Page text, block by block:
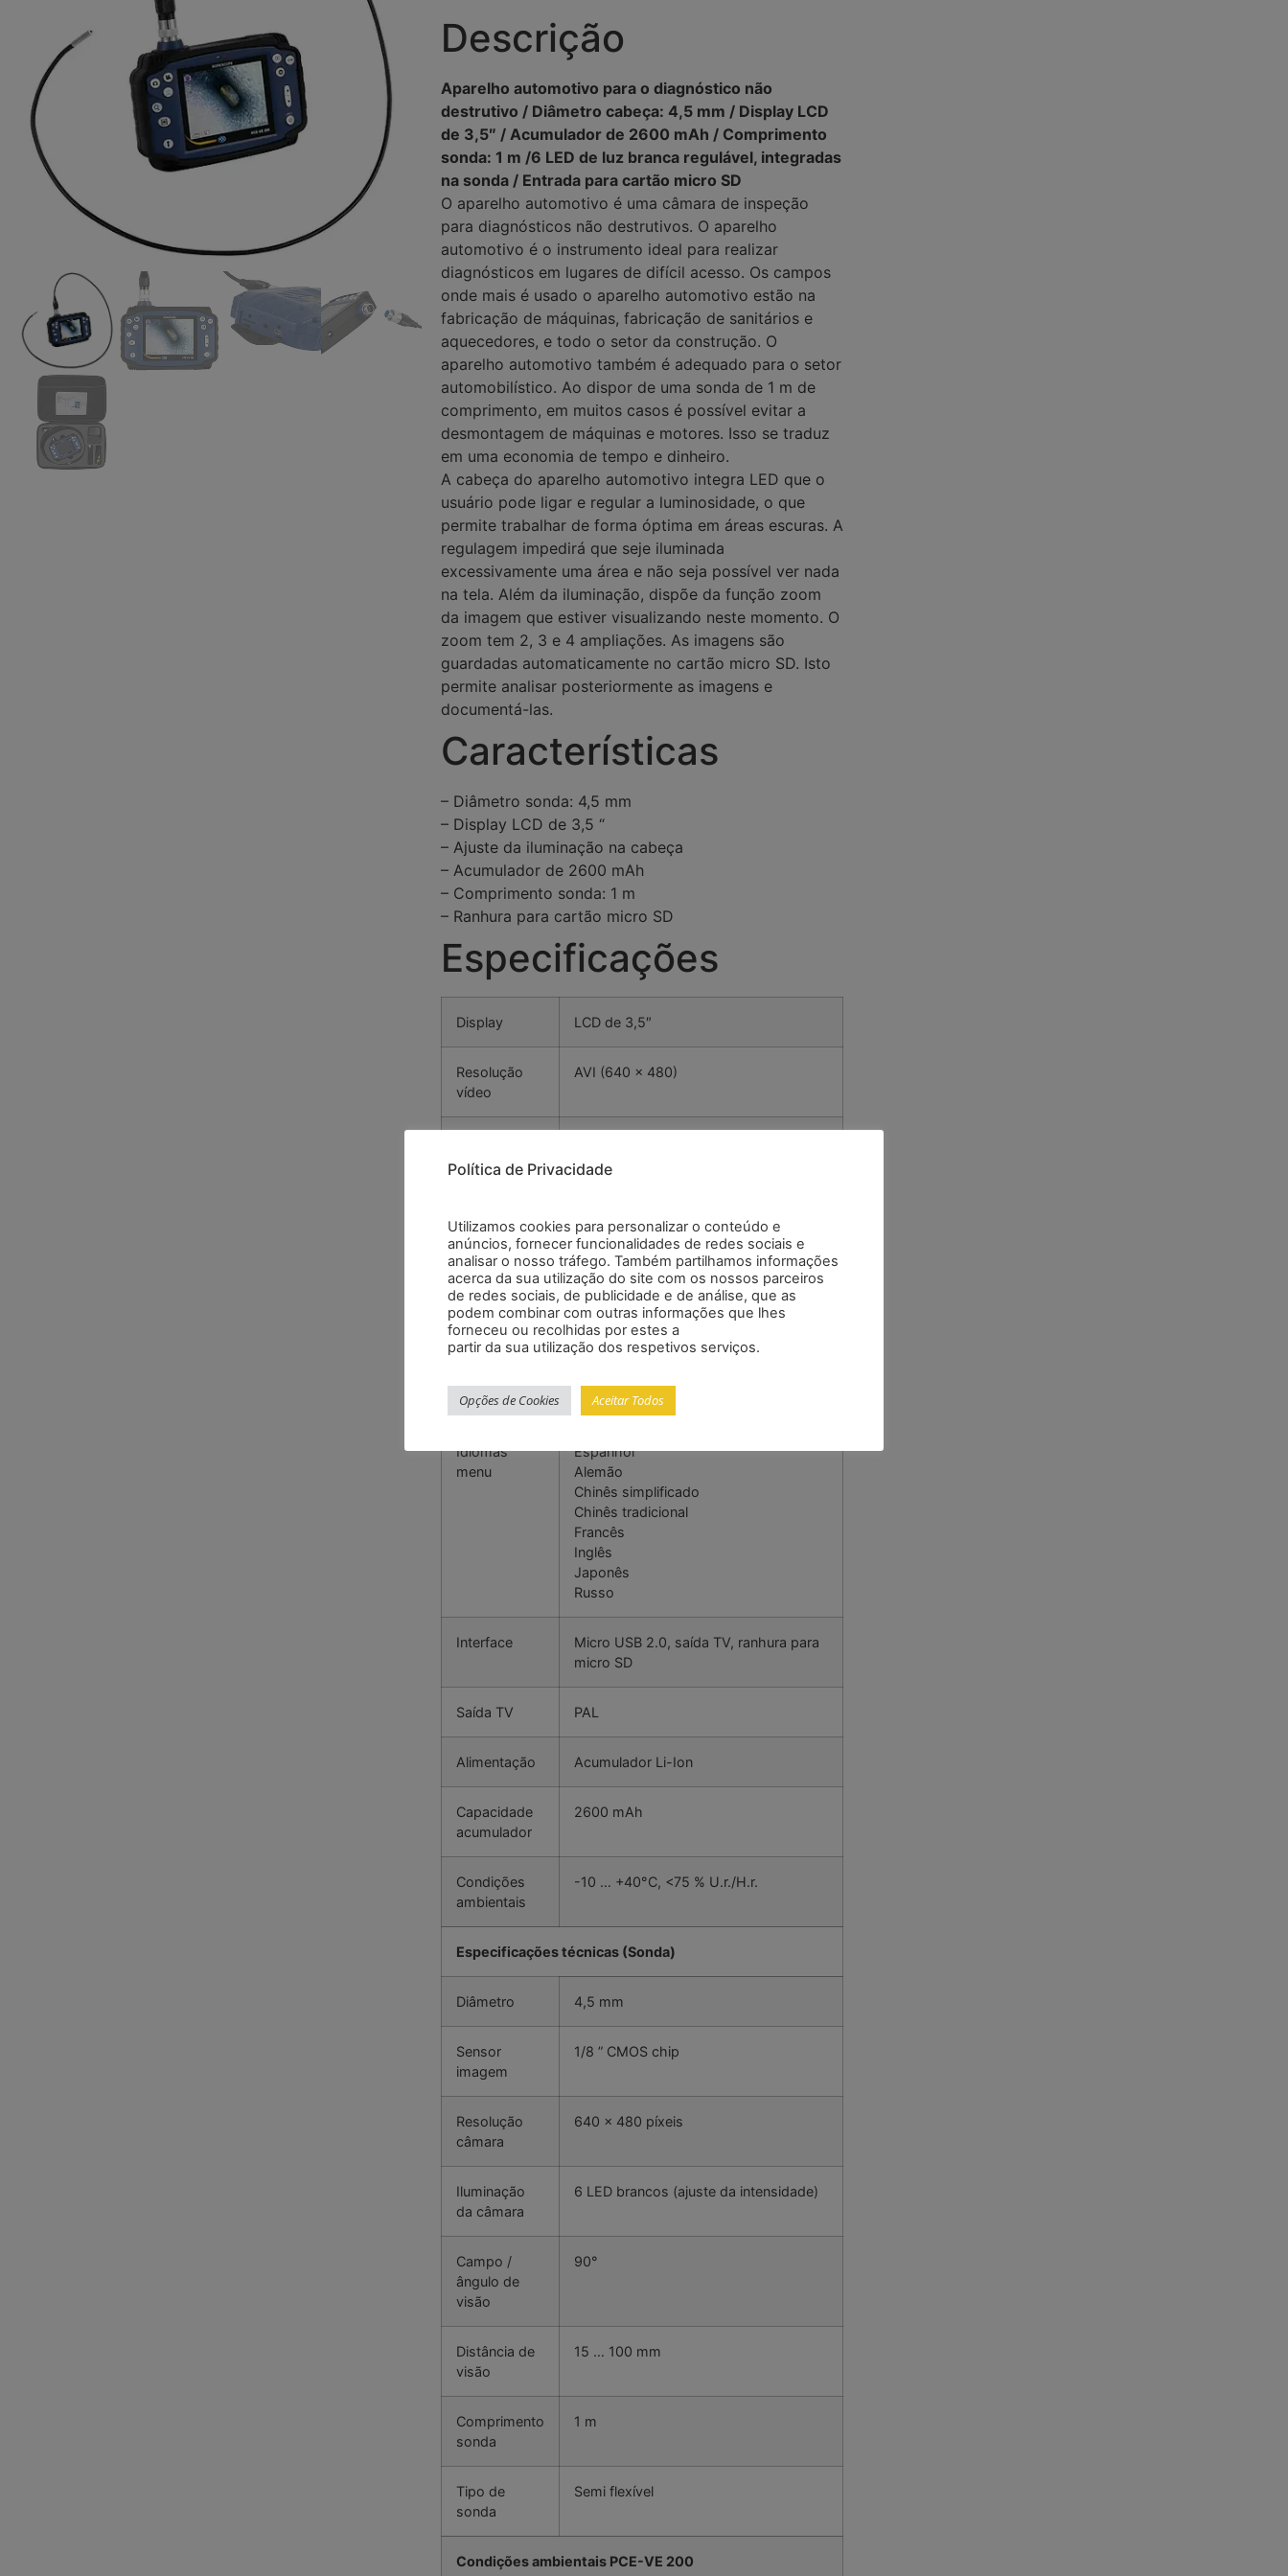
Descrição
Aparelho automotivo para o diagnóstico não
destrutivo / Diâmetro cabeça: 4,5 mm / Display LCD
de 3,5″ / Acumulador de 2600 mAh / Comprimento
sonda: 1 m /6 LED de luz branca regulável, integradas
na sonda / Entrada para cartão micro SD
O aparelho automotivo é uma câmara de inspeção
para diagnósticos não destrutivos. O aparelho
automotivo é o instrumento ideal para realizar
diagnósticos em lugares de difícil acesso. Os campos
onde mais é usado o aparelho automotivo estão na
fabricação de máquinas, fabricação de sanitários e
aquecedores, e todo o setor da construção. O
aparelho automotivo também é adequado para o setor
automobilístico. Ao dispor de uma sonda de 1 m de
comprimento, em muitos casos é possível evitar a
desmontagem de máquinas e motores. Isso se traduz
em uma economia de tempo e dinheiro.
A cabeça do aparelho automotivo integra LED que o
usuário pode ligar e regular a luminosidade, o que
permite trabalhar de forma óptima em áreas escuras. A
regulagem impedirá que seje iluminada
excessivamente uma área e não seja possível ver nada
na tela. Além da iluminação, dispõe da função zoom
da imagem que estiver visualizando neste momento. O
zoom tem 2, 3 e 4 ampliações. As imagens são
guardadas automaticamente no cartão micro SD. Isto
permite analisar posteriormente as imagens e
documentá-las.
Características
– Diâmetro sonda: 4,5 mm
– Display LCD de 3,5 “
– Ajuste da iluminação na cabeça
– Acumulador de 2600 mAh
– Comprimento sonda: 1 m
– Ranhura para cartão micro SD
Especificações
Display LCD de 3,5″
Resolução
vídeo
AVI (640 x 480)
imagem
imagem
Função
Freeze
Sim
Zoom Até 4 ampliações
Memória Cartão micro SD
Idiomas
menu
Espanhol
Alemão
Chinês simplificado
Chinês tradicional
Francês
Inglês
Japonês
Russo
Interface
Micro USB 2.0, saída TV, ranhura para
micro SD
Saída TV PAL
Alimentação Acumulador Li-Ion
Capacidade
acumulador
2600 mAh
Condições
ambientais
-10 … +40°C, <75 % U.r./H.r.
Especificações técnicas (Sonda)
Diâmetro 4,5 mm
Sensor
imagem
1/8 ” CMOS chip
Resolução
câmara
640 x 480 píxeis
Iluminação
da câmara
6 LED brancos (ajuste da intensidade)
Campo /
ângulo de
visão
90°
Distância de
visão
15 … 100 mm
Comprimento
sonda
1 m
Tipo de
sonda
Semi flexível
Condições ambientais PCE-VE 200
Política de Privacidade
Utilizamos cookies para personalizar o conteúdo e
anúncios, fornecer funcionalidades de redes sociais e
analisar o nosso tráfego. Também partilhamos informações
acerca da sua utilização do site com os nossos parceiros
de redes sociais, de publicidade e de análise, que as
podem combinar com outras informações que lhes
forneceu ou recolhidas por estes a
partir da sua utilização dos respetivos serviços.
Opções de Cookies Aceitar Todos